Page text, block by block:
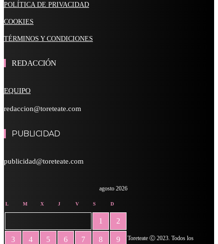
POLÍTICA DE PRIVACIDAD
COOKIES
TÉRMINOS Y CONDICIONES
REDACCIÓN
EQUIPO
redaccion@toreteate.com
PUBLICIDAD
publicidad@toreteate.com
agosto 2026
L M X J V S D
1 2
3 4 5 6 7 8 9
Toreteate Ⓒ 2023. Todos los